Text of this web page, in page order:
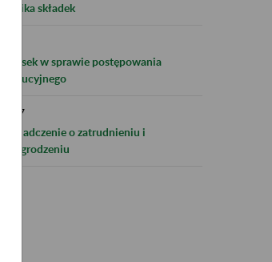
płatnika składek
Wniosek w sprawie postępowania
egzekucyjnego
ERP-7
Zaświadczenie o zatrudnieniu i
wynagrodzeniu